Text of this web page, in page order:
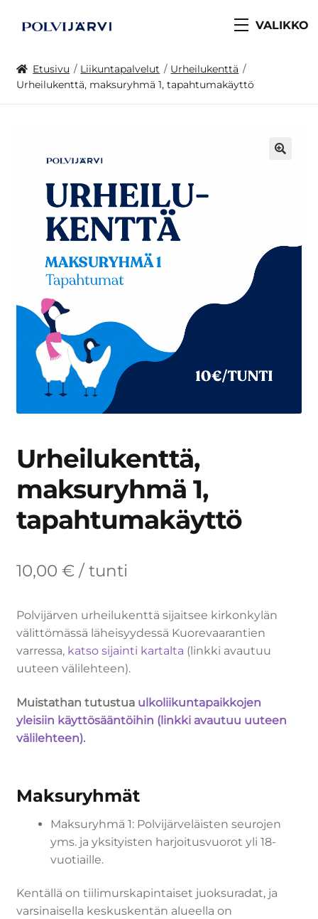
VALIKKO
Etusivu Liikuntapalvelut
Urheilukenttä
Urheilukenttä, maksuryhmä 1, tapahtumakäyttö
Urheilukenttä,
maksuryhmä 1,
tapahtumakäyttö
10,00 € / tunti
Polvijärven urheilukenttä sijaitsee kirkonkylän
välittömässä läheisyydessä Kuorevaarantien
varressa, katso sijainti kartalta (linkki avautuu
uuteen välilehteen).
Muistathan tutustua ulkoliikuntapaikkojen
yleisiin käyttösääntöihin (linkki avautuu uuteen
välilehteen).
Maksuryhmät
Maksuryhmä 1: Polvijärveläisten seurojen
yms. ja yksityisten harjoitusvuorot yli 18-
vuotiaille.
Kentällä on tiilimurskapintaiset juoksuradat, ja
varsinaisella keskuskentän alueella on